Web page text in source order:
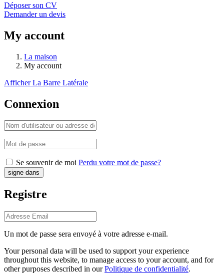
Déposer son CV
Demander un devis
My account
La maison
My account
Afficher La Barre Latérale
Connexion
Se souvenir de moi Perdu votre mot de passe?
Registre
Un mot de passe sera envoyé à votre adresse e-mail.
Your personal data will be used to support your experience
throughout this website, to manage access to your account, and for
other purposes described in ourPolitique de confidentialité.